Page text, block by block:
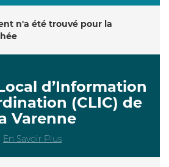
n'a été trouvé pour la
d’Information
(CLIC) de
Varenne
En Savoir Plus